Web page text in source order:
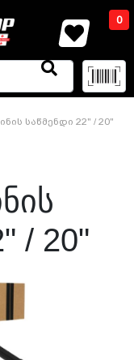
0
Საწმენდი 22" / 20"
/ 20"